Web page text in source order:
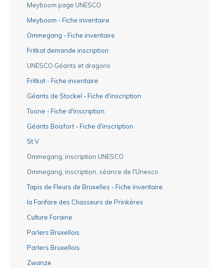
Meyboom page UNESCO
Meyboom - Fiche inventaire
Ommegang - Fiche inventaire
Fritkot demande inscription
UNESCO Géants et dragons
Fritkot - Fiche inventaire
Géants de Stockel - Fiche d'inscription
Toone - Fiche d'inscription
Géants Boisfort - Fiche d'inscription
St V
Ommegang, inscription UNESCO
Ommegang, inscription, séance de l'Unesco
Tapis de Fleurs de Bruxelles - Fiche inventaire
la Fanfare des Chasseurs de Prinkères
Culture Foraine
Parlers Bruxellois
Parlers Bruxellois
Zwanze